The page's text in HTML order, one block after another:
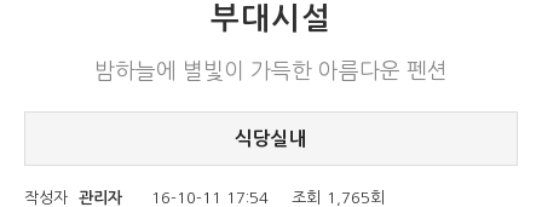
부대시설
밤하늘에 별빛이 가득한 아름다운 펜션
식당실내
작성자 관리자 16-10-11 17:54 조회 1,765회